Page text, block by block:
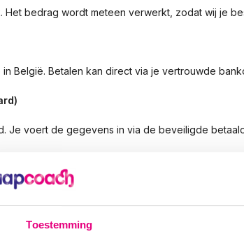
Toestemming
Het bedrag wordt meteen verwerkt, zodat wij je
België. Betalen kan direct via je vertrouwde
Je voert de gegevens in via de beveiligde
account, zonder je bank- of creditcardgegevens